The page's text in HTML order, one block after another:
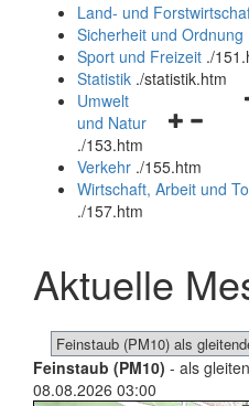
und
schließen
Land- und
Sicherheit und Ordnung
Sport und Freizeit ./
Statistik ./statistik.htm
und
schließen
Umwelt
und Natur
./153.htm
Verkehr ./155.htm
Wirtschaft, Arbeit und
./157.htm
Aktuelle
Feinstaub (PM10) - als
08.08.2026 03:00